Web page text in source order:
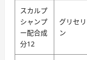
スカルプ
シャンプ
ー配合成
分12
グリセリ
ン